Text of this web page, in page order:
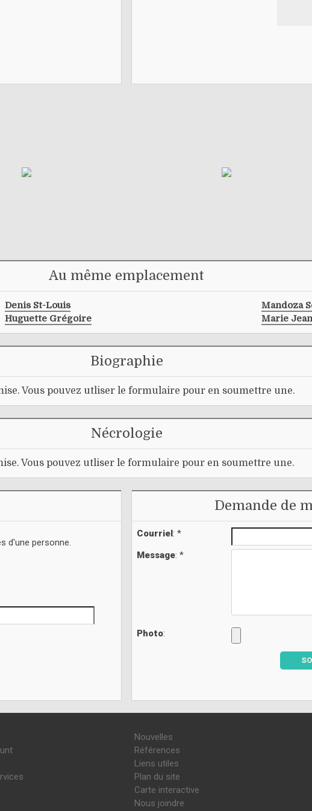
Au même emplacement
Denis St-Louis
Huguette Grégoire
Mandoza
Marie
Biographie
Vous pouvez utliser le formulaire pour en soumettre une.
Nécrologie
Vous pouvez utliser le formulaire pour en soumettre une.
d'une personne.
Demande de
Courriel: *
Message: *
Photo:
Nouvelles
Références
Liens utiles
Plan du site
Carte interactive
Nous joindre